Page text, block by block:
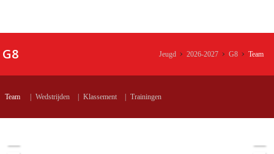
G8 Jeugd 2026-2027 G8 Team
Team Wedstrijden Klassement Trainingen